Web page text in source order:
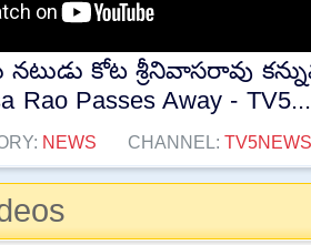
నటుడు కోట శ్రీనివాసరావు
Rao Passes Away -
NEWS CHANNEL: TV5NEWS